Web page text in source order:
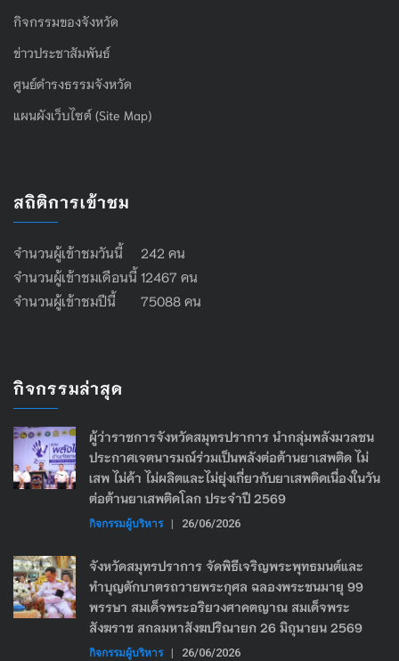
กิจกรรมของจังหวัด
ข่าวประชาสัมพันธ์
ศูนย์ดำรงธรรมจังหวัด
แผนผังเว็บไซต์ (Site Map)
สถิติการเข้าชม
จำนวนผู้เข้าชมวันนี้ 242 คน
จำนวนผู้เข้าชมเดือนนี้ 12467 คน
จำนวนผู้เข้าชมปีนี้ 75088 คน
กิจกรรมล่าสุด
ผู้ว่าราชการจังหวัดสมุทรปราการ นำกลุ่มพลังมวลชน
ประกาศเจตนารมณ์ร่วมเป็นพลังต่อต้านยาเสพติด ไม่
เสพ ไม่ค้า ไม่ผลิตและไม่ยุ่งเกี่ยวกับยาเสพติดเนื่องในวัน
ต่อต้านยาเสพติดโลก ประจำปี 2569
กิจกรรมผู้บริหาร | 26/06/2026
จังหวัดสมุทรปราการ จัดพิธีเจริญพระพุทธมนต์และ
ทำบุญตักบาตรถวายพระกุศล ฉลองพระชนมายุ 99
พรรษา สมเด็จพระอริยวงศาคตญาณ สมเด็จพระ
สังฆราช สกลมหาสังฆปริณายก 26 มิถุนายน 2569
กิจกรรมผู้บริหาร | 26/06/2026